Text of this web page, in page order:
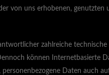
von uns erhobenen,
zahlreiche
können Internetbasierte
Daten auch